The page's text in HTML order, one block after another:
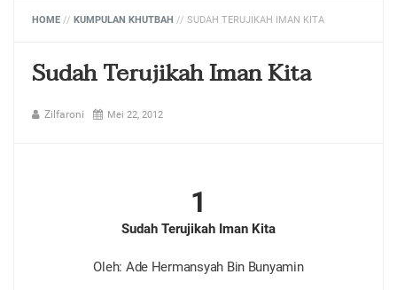
HOME // KUMPULAN KHUTBAH // SUDAH TERUJIKAH IMAN KITA
Sudah Terujikah Iman Kita
Zilfaroni Mei 22, 2012
1
Sudah Terujikah Iman Kita
Oleh: Ade Hermansyah Bin Bunyamin